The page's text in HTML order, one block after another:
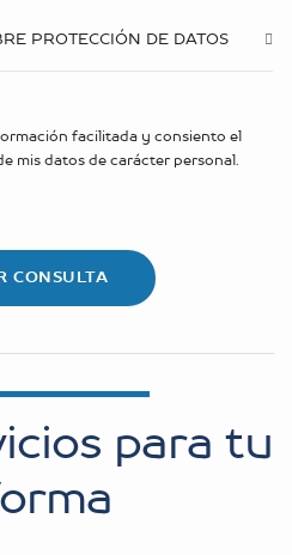
PROTECCIÓN DE DATOS
facilitada y consiento el
mis datos de carácter personal.
para tu